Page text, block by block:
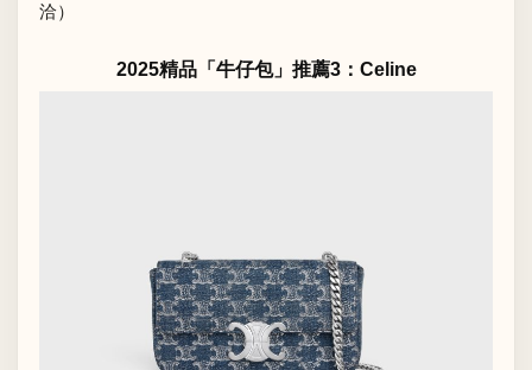
洽）
2025精品「牛仔包」推薦3：Celine